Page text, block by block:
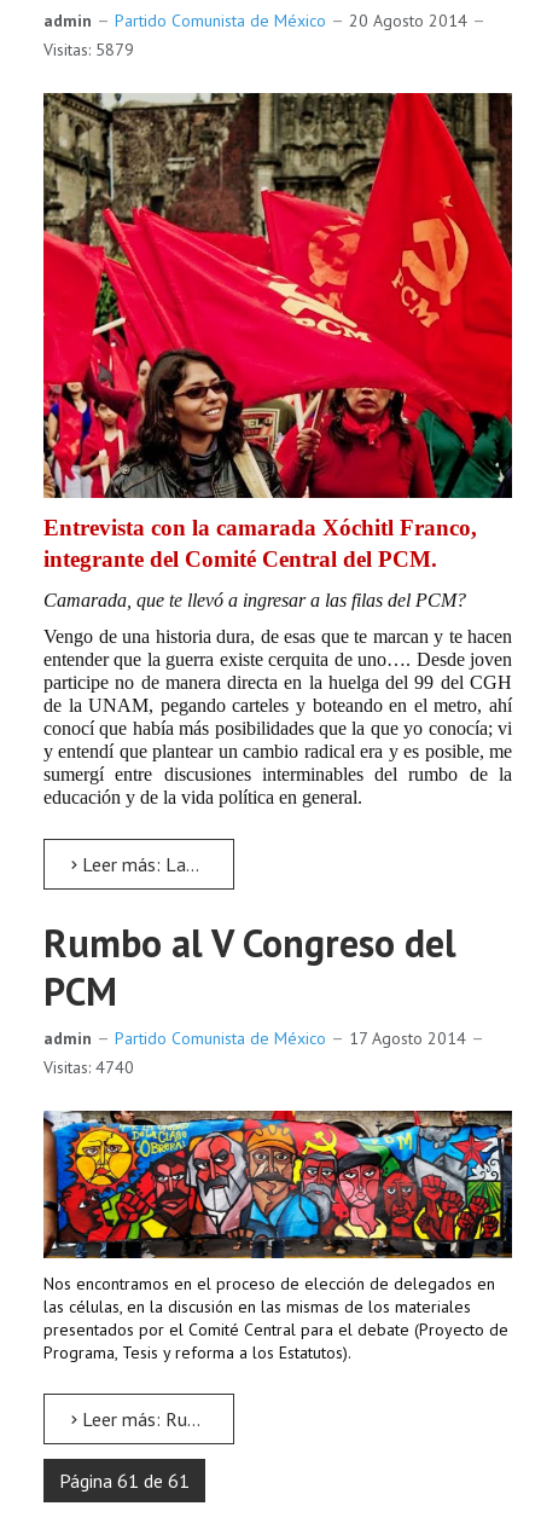
admin Partido Comunista de México
20 Agosto 2014
Visitas: 5879
Entrevista con la camarada Xóchitl Franco,
integrante del Comité Central del PCM.
Camarada, que te llevó a ingresar a las filas del PCM?
Vengo de una historia dura, de esas que te marcan y te hacen
entender que la guerra existe cerquita de uno…. Desde joven
participe no de manera directa en la huelga del 99 del CGH
de la UNAM, pegando carteles y boteando en el metro, ahí
conocí que había más posibilidades que la que yo conocía; vi
y entendí que plantear un cambio radical era y es posible, me
sumergí entre discusiones interminables del rumbo de la
educación y de la vida política en general.
Leer más: La mayor aspiración de un comunista es la revolución
Rumbo al V Congreso del
PCM
admin Partido Comunista de México
17 Agosto 2014
Visitas: 4740
Nos encontramos en el proceso de elección de delegados en
las células, en la discusión en las mismas de los materiales
presentados por el Comité Central para el debate (Proyecto de
Programa, Tesis y reforma a los Estatutos).
Leer más: Rumbo al V Congreso del PCM
Página 61 de 61